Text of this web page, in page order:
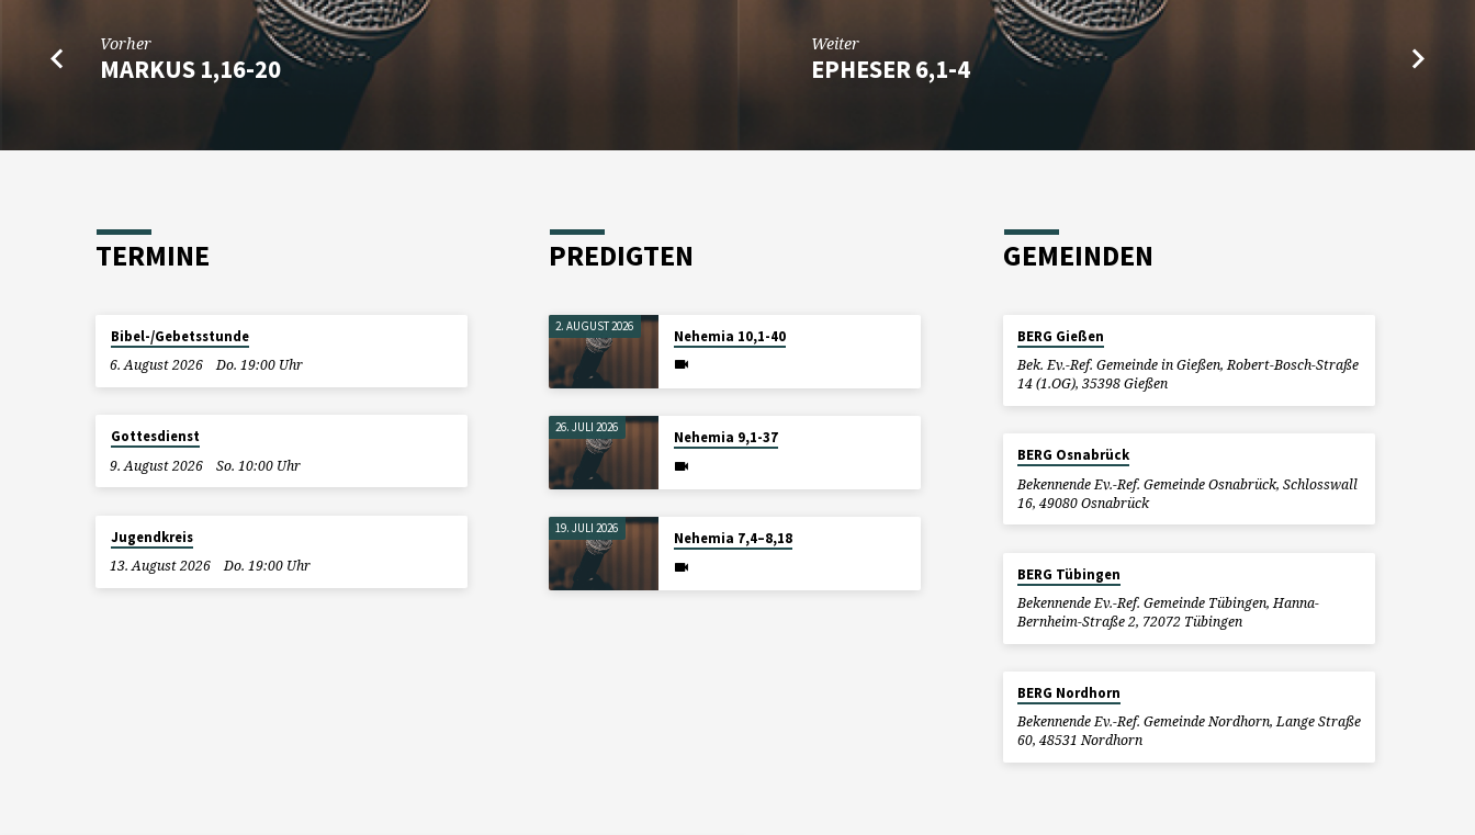
Vorher
MARKUS 1,16-20
Weiter
EPHESER 6,1-4
TERMINE
Bibel-/Gebetsstunde
6. August 2026
Do. 19:00 Uhr
Gottesdienst
9. August 2026
So. 10:00 Uhr
Jugendkreis
13. August 2026
Do. 19:00 Uhr
PREDIGTEN
2. AUGUST 2026
Nehemia 10,1-40
26. JULI 2026
Nehemia 9,1-37
19. JULI 2026
Nehemia 7,4–8,18
GEMEINDEN
BERG Gießen
Bek. Ev.-Ref. Gemeinde in Gießen, Robert-Bosch-Straße
14 (1.OG), 35398 Gießen
BERG Osnabrück
Bekennende Ev.-Ref. Gemeinde Osnabrück, Schlosswall
16, 49080 Osnabrück
BERG Tübingen
Bekennende Ev.-Ref. Gemeinde Tübingen, Hanna-
Bernheim-Straße 2, 72072 Tübingen
BERG Nordhorn
Bekennende Ev.-Ref. Gemeinde Nordhorn, Lange Straße
60, 48531 Nordhorn